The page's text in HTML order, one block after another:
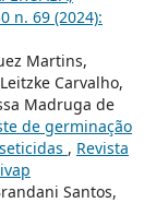
n. 69 (2024):
Martins,
Carvalho,
Madruga de
de germinação
, Revista
Santos,